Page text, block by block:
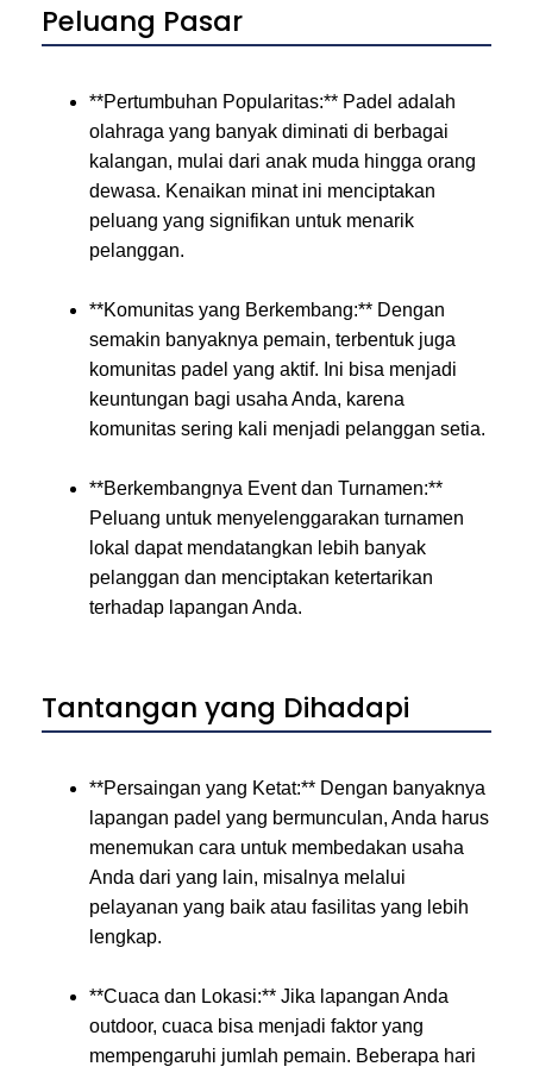
Peluang Pasar
**Pertumbuhan Popularitas:** Padel adalah
olahraga yang banyak diminati di berbagai
kalangan, mulai dari anak muda hingga orang
dewasa. Kenaikan minat ini menciptakan
peluang yang signifikan untuk menarik
pelanggan.
**Komunitas yang Berkembang:** Dengan
semakin banyaknya pemain, terbentuk juga
komunitas padel yang aktif. Ini bisa menjadi
keuntungan bagi usaha Anda, karena
komunitas sering kali menjadi pelanggan setia.
**Berkembangnya Event dan Turnamen:**
Peluang untuk menyelenggarakan turnamen
lokal dapat mendatangkan lebih banyak
pelanggan dan menciptakan ketertarikan
terhadap lapangan Anda.
Tantangan yang Dihadapi
**Persaingan yang Ketat:** Dengan banyaknya
lapangan padel yang bermunculan, Anda harus
menemukan cara untuk membedakan usaha
Anda dari yang lain, misalnya melalui
pelayanan yang baik atau fasilitas yang lebih
lengkap.
**Cuaca dan Lokasi:** Jika lapangan Anda
outdoor, cuaca bisa menjadi faktor yang
mempengaruhi jumlah pemain. Beberapa hari